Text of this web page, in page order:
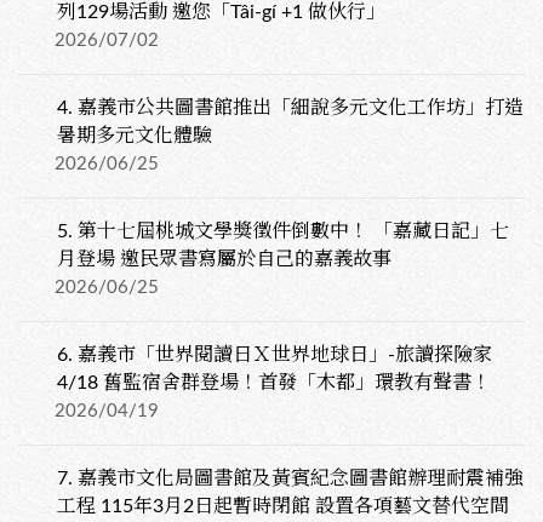
列129場活動 邀您「Tâi-gí +1 做伙行」
2026/07/02
4. 嘉義市公共圖書館推出「細說多元文化工作坊」打造
暑期多元文化體驗
2026/06/25
5. 第十七屆桃城文學獎徵件倒數中！ 「嘉藏日記」七
月登場 邀民眾書寫屬於自己的嘉義故事
2026/06/25
6. 嘉義市「世界閱讀日Ｘ世界地球日」-旅讀探險家
4/18 舊監宿舍群登場！首發「木都」環教有聲書！
2026/04/19
7. 嘉義市文化局圖書館及黃賓紀念圖書館辦理耐震補強
工程 115年3月2日起暫時閉館 設置各項藝文替代空間